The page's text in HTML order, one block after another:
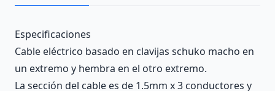
Description
Especificaciones
Cable eléctrico basado en clavijas schuko macho en
un extremo y hembra en el otro extremo.
La sección del cable es de 1.5mm x 3 conductores y